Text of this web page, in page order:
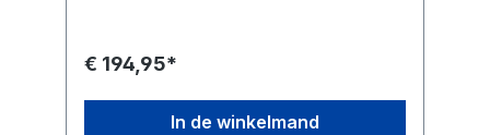
€ 194,95*
In de winkelmand